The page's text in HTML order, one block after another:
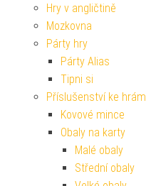
Hry v angličtině
Mozkovna
Párty hry
Párty Alias
Tipni si
Příslušenství ke hrám
Kovové mince
Obaly na karty
Malé obaly
Střední obaly